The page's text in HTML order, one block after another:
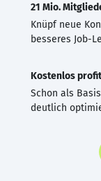
21 Mio.
Knüpf neue
besseres Job-
Kostenlos
Schon als
deutlich